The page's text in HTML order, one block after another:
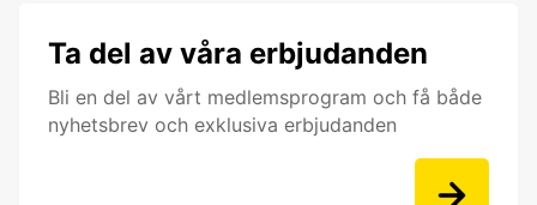
Ta del av våra erbjudanden
Bli en del av vårt medlemsprogram och få både
nyhetsbrev och exklusiva erbjudanden